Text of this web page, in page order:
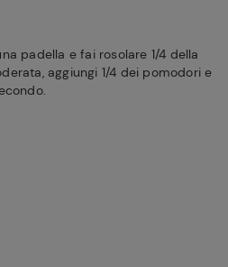
padella e fai rosolare 1/4 della
aggiungi 1/4 dei pomodori e